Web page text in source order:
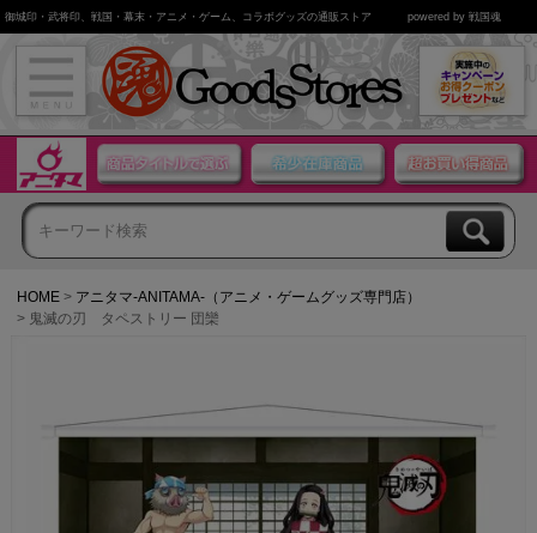
御城印・武将印、戦国・幕末・アニメ・ゲーム、コラボグッズの通販ストア powered by 戦国魂
HOME
アニタマ-ANITAMA-（アニメ・ゲームグッズ専門店）
鬼滅の刃 タペストリー 団欒